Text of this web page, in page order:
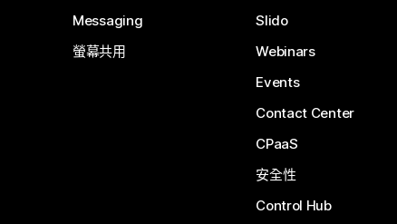
Messaging
螢幕共用
Slido
Webinars
Events
Contact Center
CPaaS
安全性
Control Hub